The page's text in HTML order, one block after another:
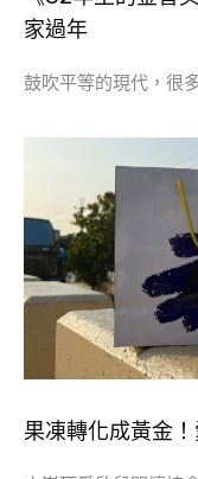
家過年
鼓吹平等的現代，很
果凍轉化成黃金